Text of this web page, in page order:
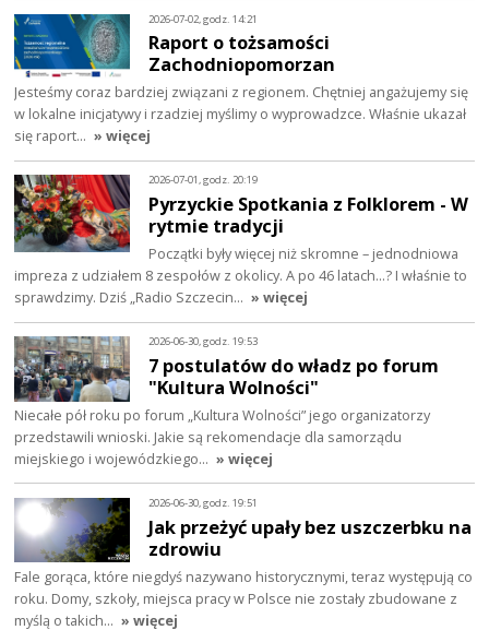
2026-07-02, godz. 14:21
Raport o tożsamości
Zachodniopomorzan
Jesteśmy coraz bardziej związani z regionem. Chętniej angażujemy się
w lokalne inicjatywy i rzadziej myślimy o wyprowadzce. Właśnie ukazał
się raport… » więcej
2026-07-01, godz. 20:19
Pyrzyckie Spotkania z Folklorem - W
rytmie tradycji
Początki były więcej niż skromne – jednodniowa
impreza z udziałem 8 zespołów z okolicy. A po 46 latach…? I właśnie to
sprawdzimy. Dziś „Radio Szczecin… » więcej
2026-06-30, godz. 19:53
7 postulatów do władz po forum
"Kultura Wolności"
Niecałe pół roku po forum „Kultura Wolności” jego organizatorzy
przedstawili wnioski. Jakie są rekomendacje dla samorządu
miejskiego i wojewódzkiego… » więcej
2026-06-30, godz. 19:51
Jak przeżyć upały bez uszczerbku na
zdrowiu
Fale gorąca, które niegdyś nazywano historycznymi, teraz występują co
roku. Domy, szkoły, miejsca pracy w Polsce nie zostały zbudowane z
myślą o takich… » więcej